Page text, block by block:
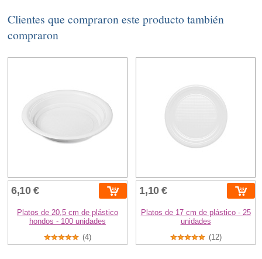
Clientes que compraron este producto también
compraron
6,10 €
Platos de 20,5 cm de plástico
hondos - 100 unidades
(4)
1,10 €
Platos de 17 cm de plástico - 25
unidades
(12)